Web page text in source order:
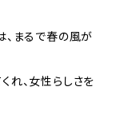
まるで春の風が
れ、女性らしさを